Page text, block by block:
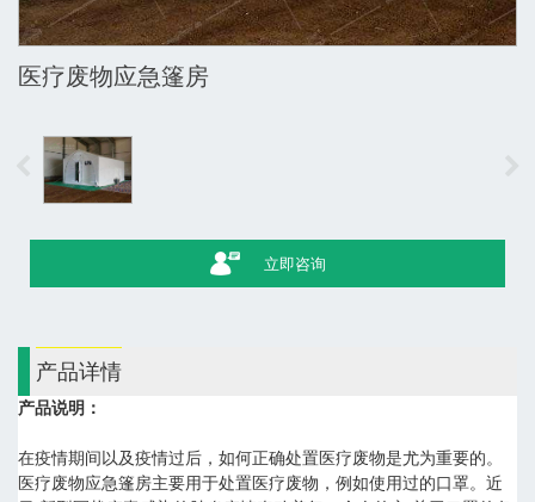
医疗废物应急篷房
立即咨询
产品详情
产品说明：
在疫情期间以及疫情过后，如何正确处置医疗废物是尤为重要的。
医疗废物应急篷房主要用于处置医疗废物，例如使用过的口罩。近